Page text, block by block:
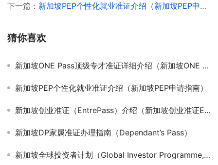
下一篇： 新加坡PEP个性化就业准证介绍（新加坡PEP申请指南）
猜你喜欢
新加坡ONE Pass顶级专才准证详细介绍（新加坡ONE Pass申请指南）
新加坡PEP个性化就业准证介绍（新加坡PEP申请指南）
新加坡创业准证（EntrePass）介绍（新加坡创业准证EP申请指南）
新加坡DP家属准证办理指南（Dependant’s Pass）
新加坡全球投资者计划（Global Investor Programme, GIP）详细介绍